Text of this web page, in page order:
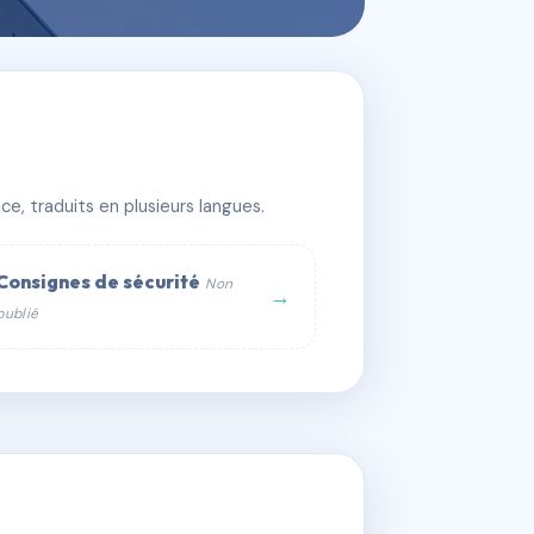
traduits en plusieurs langues.
de sécurité Non
→